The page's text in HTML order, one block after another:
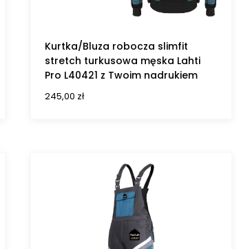
Kurtka/Bluza robocza slimfit
stretch turkusowa męska Lahti
Pro L40421 z Twoim nadrukiem
245,00 zł